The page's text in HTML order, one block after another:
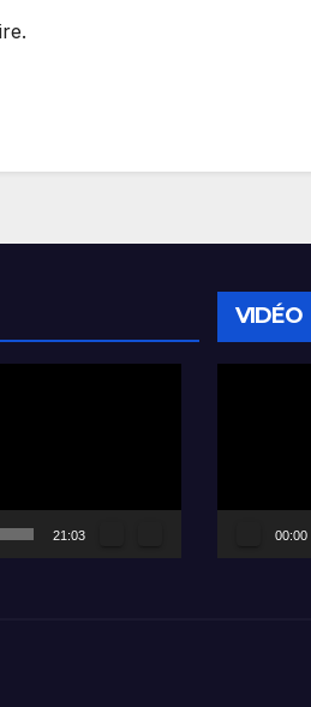
21:03
VIDÉO
00:00